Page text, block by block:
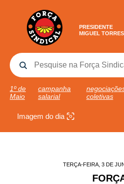
PRESIDENTE
MIGUEL TORRES
1º de
Maio
campanha
salarial
coletivas
Imagem do dia
TERÇA-FEIRA, 3 DE